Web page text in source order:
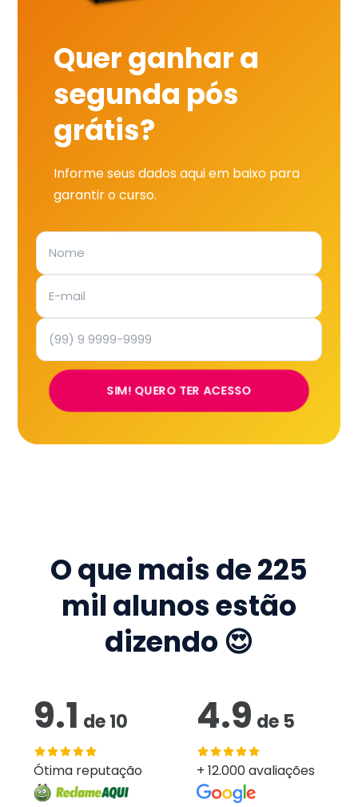
Quer ganhar a
segunda pós
grátis?
Informe seus dados aqui em baixo para
garantir o curso.
SIM! QUERO TER ACESSO
O que mais de225
mil alunos estão
dizendo 😍
9.1 de10
Ótima reputação
4.9 de 5
+ 12.000 avaliações